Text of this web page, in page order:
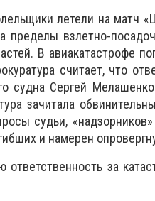
летели на матч
пределы взлетно-
В авиакатастрофе
считает, что
судна Сергей
зачитала
судьи,
и намерен
за